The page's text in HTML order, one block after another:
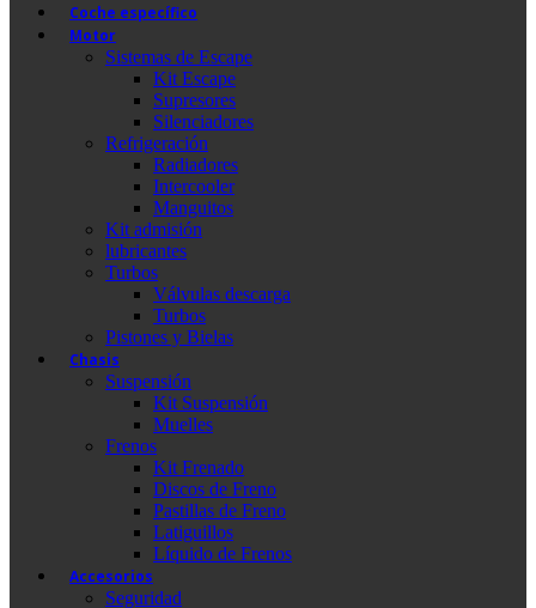
Coche específico
Motor
Sistemas de Escape
Kit Escape
Supresores
Silenciadores
Refrigeración
Radiadores
Intercooler
Manguitos
Kit admisión
lubricantes
Turbos
Válvulas descarga
Turbos
Pistones y Bielas
Chasis
Suspensión
Kit Suspensión
Muelles
Frenos
Kit Frenado
Discos de Freno
Pastillas de Freno
Latiguillos
Líquido de Frenos
Accesorios
Seguridad